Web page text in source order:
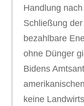
Handlung
Schließung
bezahlbare
ohne Dünger
Bidens
keine